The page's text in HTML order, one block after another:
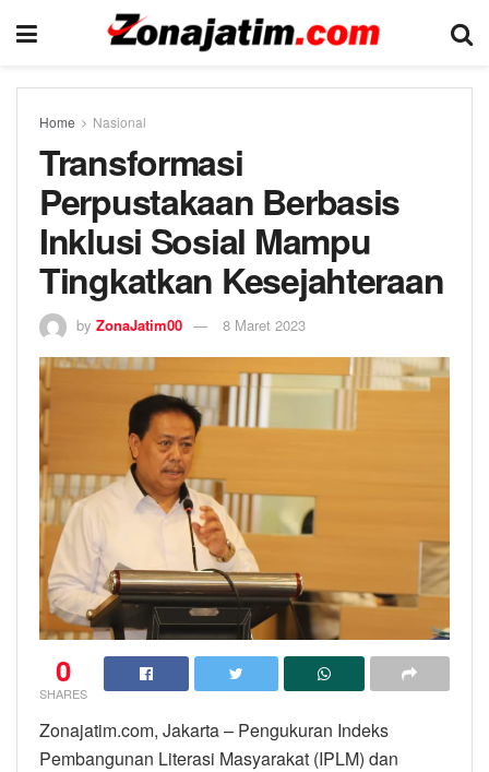
Home Nasional
Transformasi
Perpustakaan Berbasis
Inklusi Sosial Mampu
Tingkatkan Kesejahteraan
by ZonaJatim00 8 Maret 2023
0
SHARES
Zonajatim.com, Jakarta – Pengukuran Indeks
Pembangunan Literasi Masyarakat (IPLM) dan